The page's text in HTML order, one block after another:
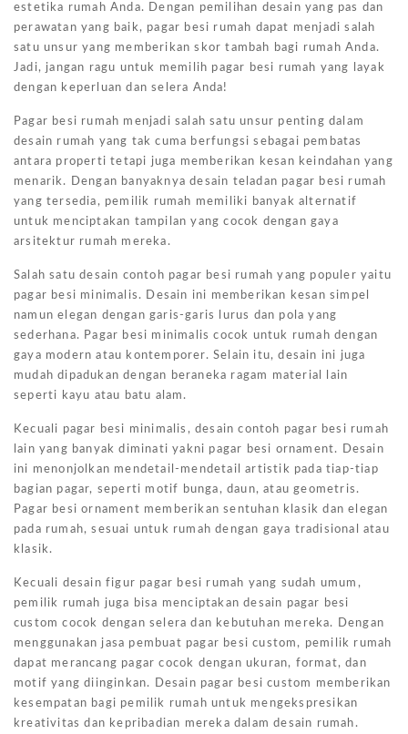
estetika rumah Anda. Dengan pemilihan desain yang pas dan
perawatan yang baik, pagar besi rumah dapat menjadi salah
satu unsur yang memberikan skor tambah bagi rumah Anda.
Jadi, jangan ragu untuk memilih pagar besi rumah yang layak
dengan keperluan dan selera Anda!
Pagar besi rumah menjadi salah satu unsur penting dalam
desain rumah yang tak cuma berfungsi sebagai pembatas
antara properti tetapi juga memberikan kesan keindahan yang
menarik. Dengan banyaknya desain teladan pagar besi rumah
yang tersedia, pemilik rumah memiliki banyak alternatif
untuk menciptakan tampilan yang cocok dengan gaya
arsitektur rumah mereka.
Salah satu desain contoh pagar besi rumah yang populer yaitu
pagar besi minimalis. Desain ini memberikan kesan simpel
namun elegan dengan garis-garis lurus dan pola yang
sederhana. Pagar besi minimalis cocok untuk rumah dengan
gaya modern atau kontemporer. Selain itu, desain ini juga
mudah dipadukan dengan beraneka ragam material lain
seperti kayu atau batu alam.
Kecuali pagar besi minimalis, desain contoh pagar besi rumah
lain yang banyak diminati yakni pagar besi ornament. Desain
ini menonjolkan mendetail-mendetail artistik pada tiap-tiap
bagian pagar, seperti motif bunga, daun, atau geometris.
Pagar besi ornament memberikan sentuhan klasik dan elegan
pada rumah, sesuai untuk rumah dengan gaya tradisional atau
klasik.
Kecuali desain figur pagar besi rumah yang sudah umum,
pemilik rumah juga bisa menciptakan desain pagar besi
custom cocok dengan selera dan kebutuhan mereka. Dengan
menggunakan jasa pembuat pagar besi custom, pemilik rumah
dapat merancang pagar cocok dengan ukuran, format, dan
motif yang diinginkan. Desain pagar besi custom memberikan
kesempatan bagi pemilik rumah untuk mengekspresikan
kreativitas dan kepribadian mereka dalam desain rumah.